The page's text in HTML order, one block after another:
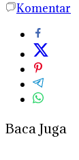
Komentar
Baca Juga